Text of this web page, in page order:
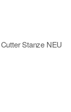
Stanze NEU